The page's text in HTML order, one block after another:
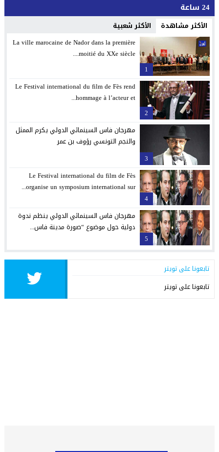
24 ساعة
الأكثر مشاهدة الأكثر شعبية
1
La ville marocaine de Nador dans la première
moitié du XXe siècle....
2
Le Festival international du film de Fès rend
hommage à l’acteur et...
3
مهرجان فاس السينمائي الدولي يكرم الممثل
والنجم التونسي رؤوف بن عمر
4
Le Festival international du film de Fès
organise un symposium international sur...
5
مهرجان فاس السينمائي الدولي ينظم ندوة
دولية حول موضوع “صورة مدينة فاس...
تابعونا على تويتر
تابعونا على تويتر